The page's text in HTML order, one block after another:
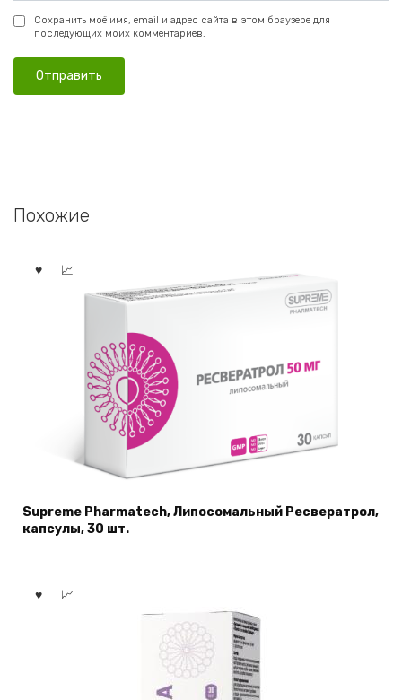
Сохранить моё имя, email и адрес сайта в этом браузере для
последующих моих комментариев.
Похожие
Supreme Pharmatech, Липосомальный Ресвератрол,
капсулы, 30 шт.